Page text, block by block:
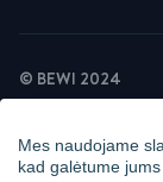
Mes naudojame
kad galėtume
© BEWI 2024
PRIVATUMO